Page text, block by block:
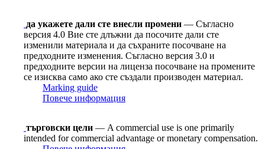
да укажете дали сте внесли промени — Съгласно
версия 4.0 Вие сте длъжни да посочите дали сте
изменили материала и да съхраните посочване на
предходните изменения. Съгласно версия 3.0 и
предходните версии на лиценза посочване на промените
се изисква само ако сте създали производен материал.
Marking guide
Повече информация
търговски цели — A commercial use is one primarily
intended for commercial advantage or monetary compensation.